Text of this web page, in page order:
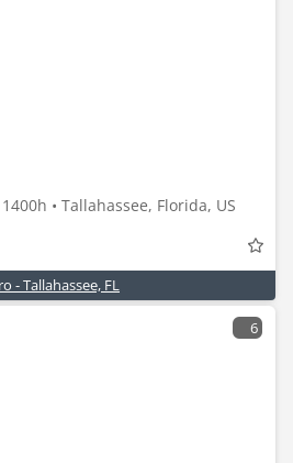
• Tallahassee, Florida, US
- Tallahassee, FL
6